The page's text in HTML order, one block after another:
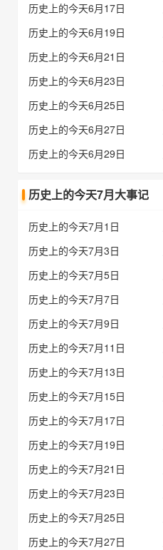
历史上的今天6月17日
历史上的今天6月19日
历史上的今天6月21日
历史上的今天6月23日
历史上的今天6月25日
历史上的今天6月27日
历史上的今天6月29日
历史上的今天7月大事记
历史上的今天7月1日
历史上的今天7月3日
历史上的今天7月5日
历史上的今天7月7日
历史上的今天7月9日
历史上的今天7月11日
历史上的今天7月13日
历史上的今天7月15日
历史上的今天7月17日
历史上的今天7月19日
历史上的今天7月21日
历史上的今天7月23日
历史上的今天7月25日
历史上的今天7月27日